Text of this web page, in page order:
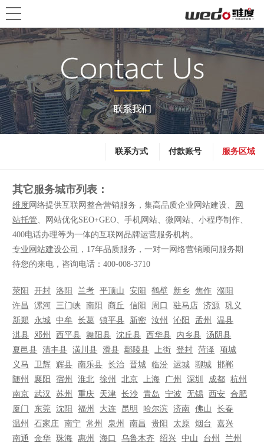
联系方式 付款账号 服务区域
其它服务城市列表：
维度网络提供互联网整合营销服务，集高品质企业网站建设、
网
站托管、网站优化SEO+GEO、手机网站、微网站、小程序制作、
400电话办理等为一体的互联网品牌运营服务机构。
专业网站建设公司
，17年品质服务，一对一网络营销顾问服务期
待您的来电，咨询电话：400-008-3710
荥阳 开封 洛阳 兰考 平顶山 安阳 鹤壁 新乡 焦作
濮阳
许昌
漯河 三门峡 南阳 商丘 信阳 周口 驻马店 济源
巩义
新郑
永城 中牟 长葛 镇平县 新密 汝州 沁阳 孟州
温县
淇县
邓州 西平县 舞阳县 沈丘县 西华县 内乡县
汤阴县
夏邑县
清丰县 潢川县 滑县 鄢陵县 上街 登封 菏泽
项城
义马
卫辉 辉县 南乐县 长治 晋城 临汾 运城 聊城
邯郸
随州
襄阳 宿州 淮北 徐州 北京 上海 广州 深圳 成都
杭州
南京
武汉 苏州 重庆 天津 长沙 青岛 宁波 无锡 西安
合肥
厦门
东莞 沈阳 福州 大连 昆明 哈尔滨 济南 佛山
长春
温州
石家庄 南宁 常州 泉州 南昌 贵阳 太原 烟台
嘉兴
南通
金华 珠海 惠州 海口 乌鲁木齐 绍兴 中山 台州
兰州